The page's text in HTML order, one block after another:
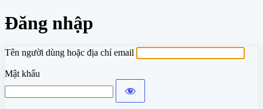
Đăng nhập
Tên người dùng hoặc địa chỉ email
Mật khẩu